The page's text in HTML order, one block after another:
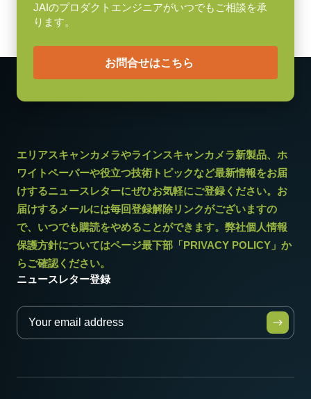
29 x 44 x 75 mm
消費電力
3.6 W
動作温度 (周辺温度)
-5°C ～ +45°C
JAIのプロダクトエンジニアがいつでもご相談を承
ります。
お問合せはこちら
エリアスキャンカメラやラインスキャンカメラ新製品、ホ
ワイトペーパーや役立つ技術トピックなど最新情報をお届
けするニュースレターにぜひお気軽にご登録ください。お
届けするメールには毎回登録解除リンクがございますの
で、いつでも購読をやめることができます。弊社個人情報
保護方針についてはページ最下部「PRIVACY POLICY」か
らご確認ください。
ニュースレター登録